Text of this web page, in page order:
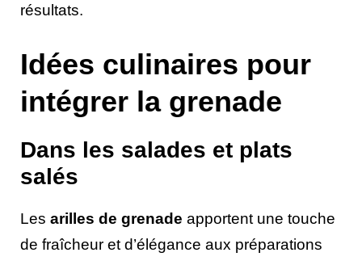
résultats.
Idées culinaires pour
intégrer la grenade
Dans les salades et plats
salés
Les arilles de grenade apportent une touche
de fraîcheur et d’élégance aux préparations